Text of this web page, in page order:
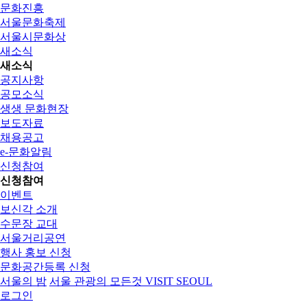
문화진흥
서울문화축제
서울시문화상
새소식
새소식
공지사항
공모소식
생생 문화현장
보도자료
채용공고
e-문화알림
신청참여
신청참여
이벤트
보신각 소개
수문장 교대
서울거리공연
행사 홍보 신청
문화공간등록 신청
서울의 밤 서울 관광의 모든것 VISIT SEOUL
로그인